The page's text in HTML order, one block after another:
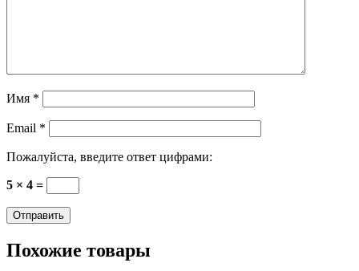
Имя *
Email *
Пожалуйста, введите ответ цифрами:
5 × 4 =
Похожие товары